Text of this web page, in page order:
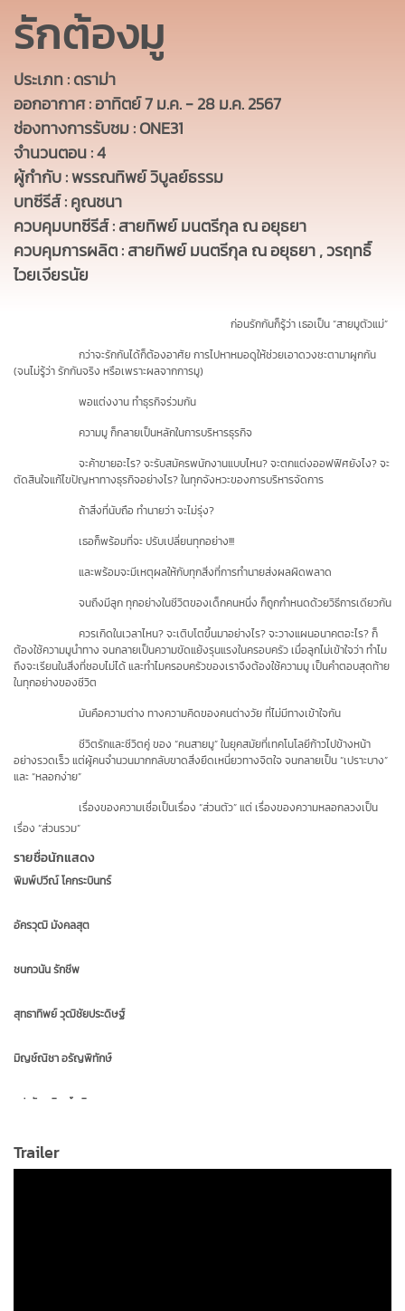
รักต้องมู
ประเภท : ดราม่า
ออกอากาศ : อาทิตย์ 7 ม.ค. - 28 ม.ค. 2567
ช่องทางการรับชม : ONE31
จำนวนตอน : 4
ผู้กำกับ : พรรณทิพย์ วิบูลย์ธรรม
บทซีรีส์ : คูณชนา
ควบคุมบทซีรีส์ : สายทิพย์ มนตรีกุล ณ อยุธยา
ควบคุมการผลิต : สายทิพย์ มนตรีกุล ณ อยุธยา , วรฤทธิ์
ไวยเจียรนัย
ก่อนรักกันก็รู้ว่า เธอเป็น “สายมูตัวแม่”
กว่าจะรักกันได้ก็ต้องอาศัย การไปหาหมอดูให้ช่วยเอาดวงชะตามาผูกกัน
(จนไม่รู้ว่า รักกันจริง หรือเพราะผลจากการมู)
พอแต่งงาน ทำธุรกิจร่วมกัน
ความมู ก็กลายเป็นหลักในการบริหารธุรกิจ
จะค้าขายอะไร? จะรับสมัครพนักงานแบบไหน? จะตกแต่งออฟฟิศยังไง? จะ
ตัดสินใจแก้ไขปัญหาทางธุรกิจอย่างไร? ในทุกจังหวะของการบริหารจัดการ
ถ้าสิ่งที่นับถือ ทำนายว่า จะไม่รุ่ง?
เธอก็พร้อมที่จะ ปรับเปลี่ยนทุกอย่าง!!!
และพร้อมจะมีเหตุผลให้กับทุกสิ่งที่การทำนายส่งผลผิดพลาด
จนถึงมีลูก ทุกอย่างในชีวิตของเด็กคนหนึ่ง ก็ถูกกำหนดด้วยวิธีการเดียวกัน
ควรเกิดในเวลาไหน? จะเติบโตขึ้นมาอย่างไร? จะวางแผนอนาคตอะไร? ก็
ต้องใช้ความมูนำทาง จนกลายเป็นความขัดแย้งรุนแรงในครอบครัว เมื่อลูกไม่เข้าใจว่า ทำไม
ถึงจะเรียนในสิ่งที่ชอบไม่ได้ และทำไมครอบครัวของเราจึงต้องใช้ความมู เป็นคำตอบสุดท้าย
ในทุกอย่างของชีวิต
มันคือความต่าง ทางความคิดของคนต่างวัย ที่ไม่มีทางเข้าใจกัน
ชีวิตรักและชีวิตคู่ ของ “คนสายมู” ในยุคสมัยที่เทคโนโลยีก้าวไปข้างหน้า
อย่างรวดเร็ว แต่ผู้คนจำนวนมากกลับขาดสิ่งยึดเหนี่ยวทางจิตใจ จนกลายเป็น “เปราะบาง”
และ “หลอกง่าย”
เรื่องของความเชื่อเป็นเรื่อง “ส่วนตัว” แต่ เรื่องของความหลอกลวงเป็น
เรื่อง “ส่วนรวม”
รายชื่อนักแสดง
พิมพ์ปวีณ์ โคกระบินทร์
อัครวุฒิ มังคลสุต
ชนกวนัน รักชีพ
สุทธาทิพย์ วุฒิชัยประดิษฐ์
มิญช์ณิชา อรัญพิทักษ์
ธปณัฐ อธิคมโภคิน
Trailer